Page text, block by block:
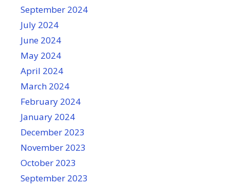
September 2024
July 2024
June 2024
May 2024
April 2024
March 2024
February 2024
January 2024
December 2023
November 2023
October 2023
September 2023